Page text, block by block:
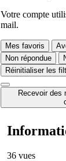
Votre compte
mail.
Mes favoris
Non répondue
Réinitialiser les
Recevoir des
36 vues